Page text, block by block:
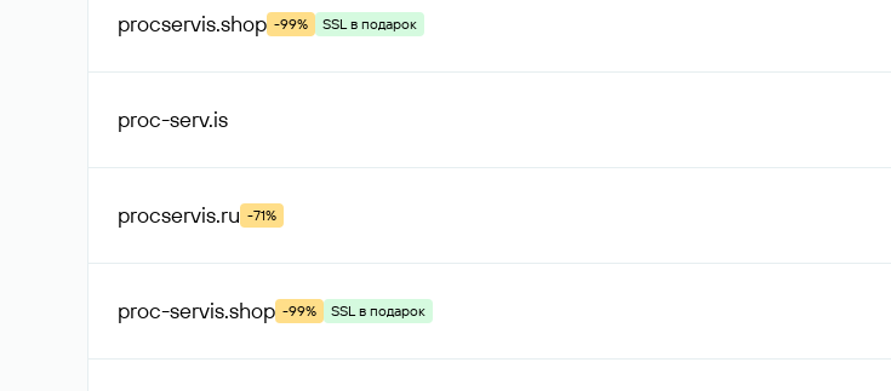
procservis.shop -99% SSL в подарок
proc-serv.is
procservis.ru -71%
proc-servis.shop -99% SSL в подарок